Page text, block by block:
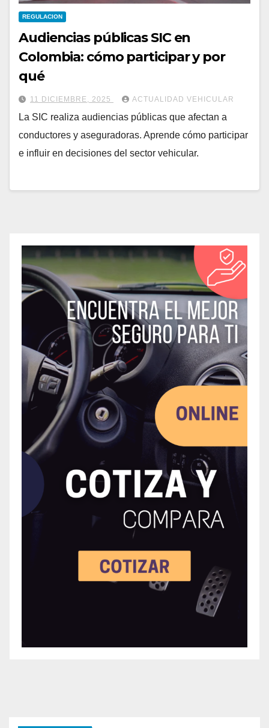
REGULACION
Audiencias públicas SIC en
Colombia: cómo participar y por
qué
11 DICIEMBRE, 2025 ACTUALIDAD VEHICULAR
La SIC realiza audiencias públicas que afectan a
conductores y aseguradoras. Aprende cómo participar
e influir en decisiones del sector vehicular.